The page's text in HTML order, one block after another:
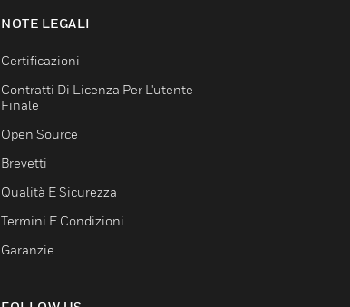
NOTE LEGALI
Certificazioni
Contratti Di Licenza Per L'utente
Finale
Open Source
Brevetti
Qualità E Sicurezza
Termini E Condizioni
Garanzie